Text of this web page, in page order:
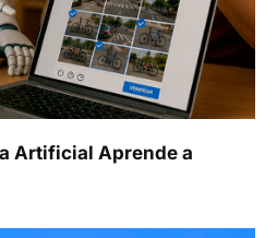
Artificial Aprende a